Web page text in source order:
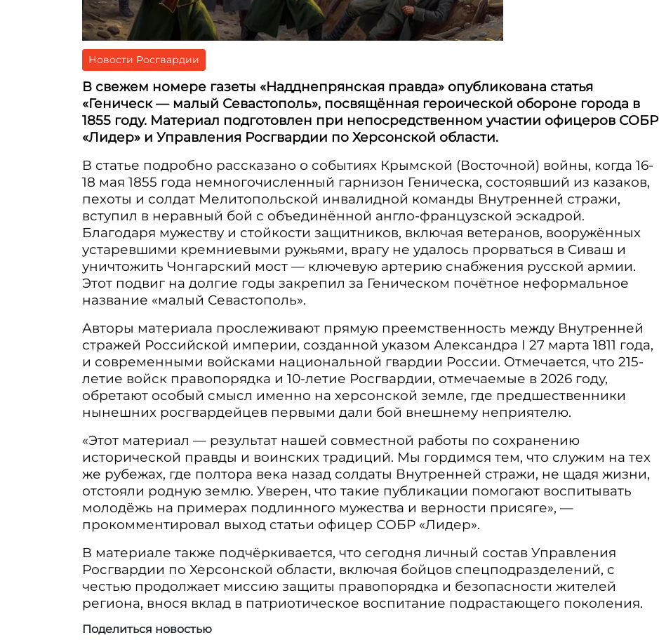
Новости Росгвардии
В свежем номере газеты «Надднепрянская правда» опубликована статья
«Геническ — малый Севастополь», посвящённая героической обороне города в
1855 году. Материал подготовлен при непосредственном участии офицеров СОБР
«Лидер» и Управления Росгвардии по Херсонской области.
В статье подробно рассказано о событиях Крымской (Восточной) войны, когда 16-
18 мая 1855 года немногочисленный гарнизон Геническа, состоявший из казаков,
пехоты и солдат Мелитопольской инвалидной команды Внутренней стражи,
вступил в неравный бой с объединённой англо-французской эскадрой.
Благодаря мужеству и стойкости защитников, включая ветеранов, вооружённых
устаревшими кремниевыми ружьями, врагу не удалось прорваться в Сиваш и
уничтожить Чонгарский мост — ключевую артерию снабжения русской армии.
Этот подвиг на долгие годы закрепил за Геническом почётное неформальное
название «малый Севастополь».
Авторы материала прослеживают прямую преемственность между Внутренней
стражей Российской империи, созданной указом Александра I 27 марта 1811 года,
и современными войсками национальной гвардии России. Отмечается, что 215-
летие войск правопорядка и 10-летие Росгвардии, отмечаемые в 2026 году,
обретают особый смысл именно на херсонской земле, где предшественники
нынешних росгвардейцев первыми дали бой внешнему неприятелю.
«Этот материал — результат нашей совместной работы по сохранению
исторической правды и воинских традиций. Мы гордимся тем, что служим на тех
же рубежах, где полтора века назад солдаты Внутренней стражи, не щадя жизни,
отстояли родную землю. Уверен, что такие публикации помогают воспитывать
молодёжь на примерах подлинного мужества и верности присяге», —
прокомментировал выход статьи офицер СОБР «Лидер».
В материале также подчёркивается, что сегодня личный состав Управления
Росгвардии по Херсонской области, включая бойцов спецподразделений, с
честью продолжает миссию защиты правопорядка и безопасности жителей
региона, внося вклад в патриотическое воспитание подрастающего поколения.
Поделиться новостью